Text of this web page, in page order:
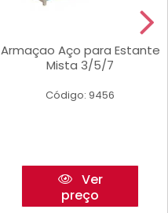
Armaçao Aço para Estante
Mista 3/5/7
Código: 9456
Ver
preço